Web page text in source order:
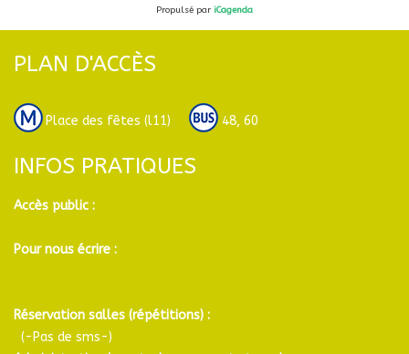
Propulsé par iCagenda
PLAN D'ACCÈS
Place des fêtes (l11) 48, 60
INFOS PRATIQUES
Accès public :
Pour nous écrire :
Réservation salles (répétitions) :
(-Pas de sms-)